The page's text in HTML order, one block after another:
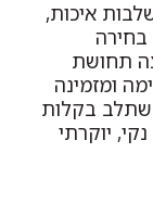
איכות,
בחירה
תחושת
ומזמינה
בקלות
יוקרתי